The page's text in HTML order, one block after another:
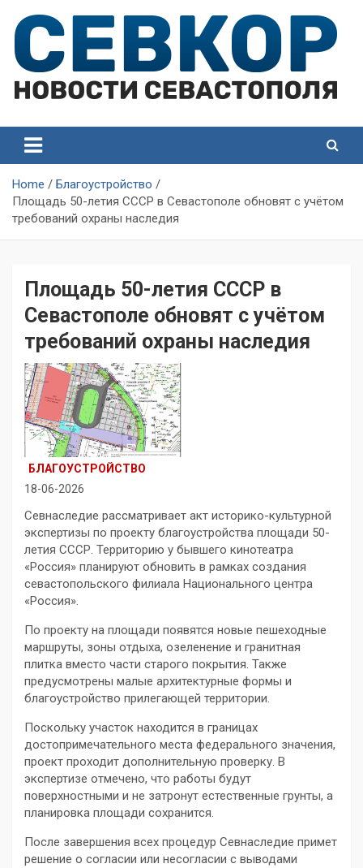
content
Севастополя
Севастополя
Home
Благоустройство
Площадь 50-летия СССР в Севастополе обновят с учётом
требований охраны наследия
Площадь 50-летия СССР в
Севастополе обновят с учётом
требований охраны наследия
БЛАГОУСТРОЙСТВО
18-06-2026
Севнаследие рассматривает акт историко-культурной
экспертизы по проекту благоустройства площади 50-
летия СССР. Территорию у бывшего кинотеатра
«Россия» планируют обновить в рамках создания
севастопольского филиала Национального центра
«Россия».
По проекту на площади появятся новые пешеходные
маршруты, зоны отдыха, озеленение и гранитная
плитка вместо части старого покрытия. Также
предусмотрены малые архитектурные формы и
благоустройство прилегающей территории.
Поскольку участок находится в границах
достопримечательного места федерального значения,
проект проходит дополнительную проверку. В
экспертизе отмечено, что работы будут
поверхностными и не затронут естественные грунты, а
планировка площади сохранится.
После завершения всех процедур Севнаследие примет
решение о согласии или несогласии с выводами